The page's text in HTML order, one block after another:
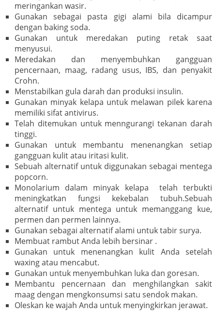
meringankan wasir.
Gunakan sebagai pasta gigi alami bila dicampur
dengan baking soda.
Gunakan untuk meredakan puting retak saat
menyusui.
Meredakan dan menyembuhkan gangguan
pencernaan, maag, radang usus, IBS, dan penyakit
Crohn.
Menstabilkan gula darah dan produksi insulin.
Gunakan minyak kelapa untuk melawan pilek karena
memiliki sifat antivirus.
Telah ditemukan untuk menngurangi tekanan darah
tinggi.
Gunakan untuk membantu menenangkan setiap
gangguan kulit atau iritasi kulit.
Sebuah alternatif untuk diggunakan sebagai mentega
popcorn.
Monolarium dalam minyak kelapa telah terbukti
meningkatkan fungsi kekebalan tubuh.Sebuah
alternatif untuk mentega untuk memanggang kue,
permen dan permen lainnya.
Gunakan sebagai alternatif alami untuk tabir surya.
Membuat rambut Anda lebih bersinar .
Gunakan untuk menenangkan kulit Anda setelah
waxing atau mencabut.
Gunakan untuk menyembuhkan luka dan goresan.
Membantu pencernaan dan menghilangkan sakit
maag dengan mengkonsumsi satu sendok makan.
Oleskan ke wajah Anda untuk menyingkirkan jerawat.